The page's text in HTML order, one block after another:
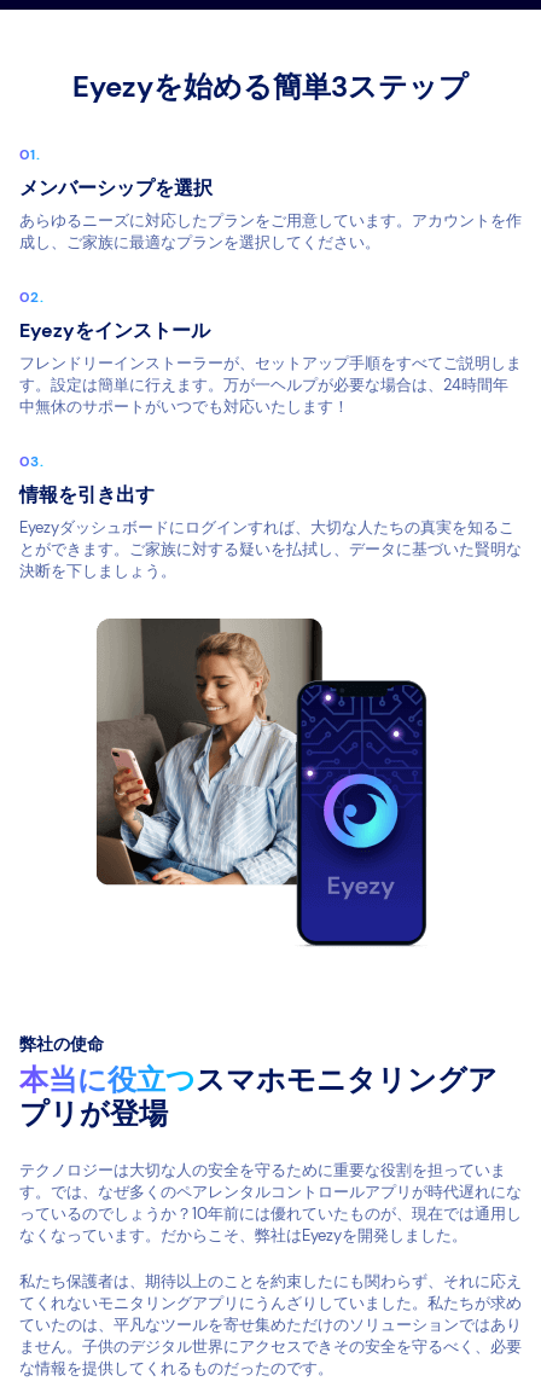
Eyezyを始める簡単3ステップ
メンバーシップを選択
あらゆるニーズに対応したプランをご用意しています。アカウントを作
成し、ご家族に最適なプランを選択してください。
Eyezyをインストール
フレンドリーインストーラーが、セットアップ手順をすべてご説明しま
す。設定は簡単に行えます。万が一ヘルプが必要な場合は、24時間年
中無休のサポートがいつでも対応いたします！
情報を引き出す
Eyezyダッシュボードにログインすれば、大切な人たちの真実を知るこ
とができます。ご家族に対する疑いを払拭し、データに基づいた賢明な
決断を下しましょう。
弊社の使命
本当に役立つスマホモニタリングア
プリが登場
テクノロジーは大切な人の安全を守るために重要な役割を担っていま
す。では、なぜ多くのペアレンタルコントロールアプリが時代遅れにな
っているのでしょうか？10年前には優れていたものが、現在では通用し
なくなっています。だからこそ、弊社はEyezyを開発しました。
私たち保護者は、期待以上のことを約束したにも関わらず、それに応え
てくれないモニタリングアプリにうんざりしていました。私たちが求め
ていたのは、平凡なツールを寄せ集めただけのソリューションではあり
ません。子供のデジタル世界にアクセスできその安全を守るべく、必要
な情報を提供してくれるものだったのです。